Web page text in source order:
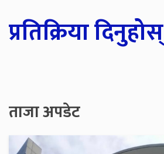
प्रतिक्रिया दिनुहोस्
ताजा अपडेट